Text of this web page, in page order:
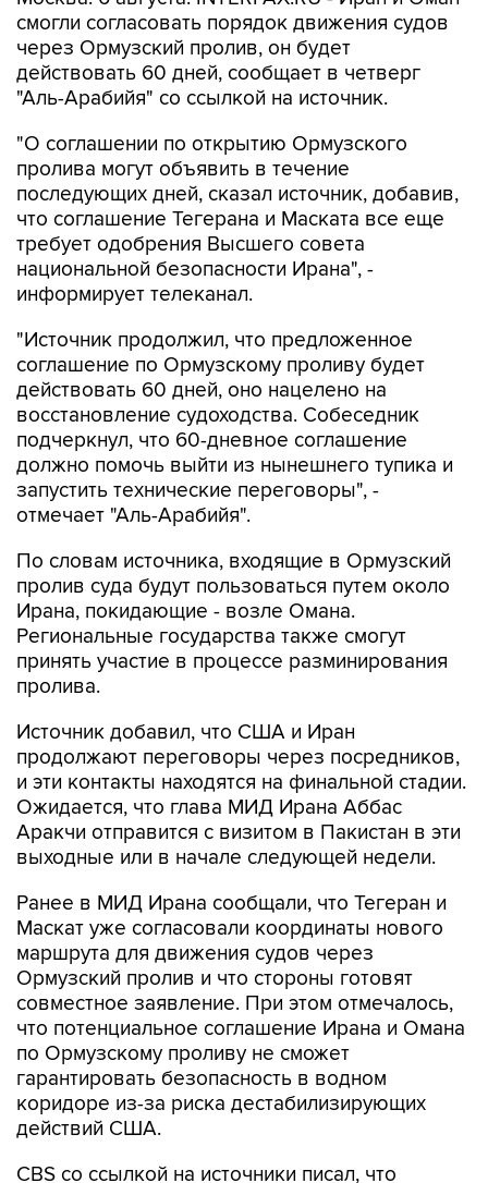
действовать 60 дней, сообщает в четверг
"Аль-Арабийя" со ссылкой на источник.
"О соглашении по открытию Ормузского
последующих дней, сказал источник, добавив,
что соглашение Тегерана и Маската все еще
требует одобрения Высшего совета
национальной безопасности Ирана", -
информирует телеканал.
"Источник продолжил, что предложенное
действовать 60 дней, оно нацелено на
восстановление судоходства. Собеседник
подчеркнул, что 60-дневное соглашение
должно помочь выйти из нынешнего тупика и
запустить технические переговоры", -
отмечает "Аль-Арабийя".
По словам источника, входящие в Ормузский
Ирана, покидающие - возле Омана.
Региональные государства также смогут
принять участие в процессе разминирования
пролива.
Источник добавил, что США и Иран
и эти контакты находятся на финальной стадии.
Ожидается, что глава МИД Ирана Аббас
Аракчи отправится с визитом в Пакистан в эти
выходные или в начале следующей недели.
Ранее в МИД Ирана сообщали, что Тегеран и
маршрута для движения судов через
Ормузский пролив и что стороны готовят
совместное заявление. При этом отмечалось,
что потенциальное соглашение Ирана и Омана
по Ормузскому проливу не сможет
гарантировать безопасность в водном
коридоре из-за риска дестабилизирующих
действий США.
CBS со ссылкой на источники писал, что